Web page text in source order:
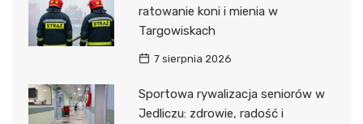
ratowanie koni i mienia w
Targowiskach
7 sierpnia 2026
Sportowa rywalizacja seniorów w
Jedliczu: zdrowie, radość i